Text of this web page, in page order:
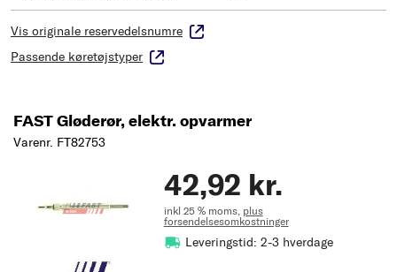
Vis originale reservedelsnumre
Passende køretøjstyper
FAST Gløderør, elektr. opvarmer
Varenr. FT82753
42,92 kr.
inkl 25 % moms, plus
forsendelsesomkostninger
Leveringstid: 2-3 hverdage